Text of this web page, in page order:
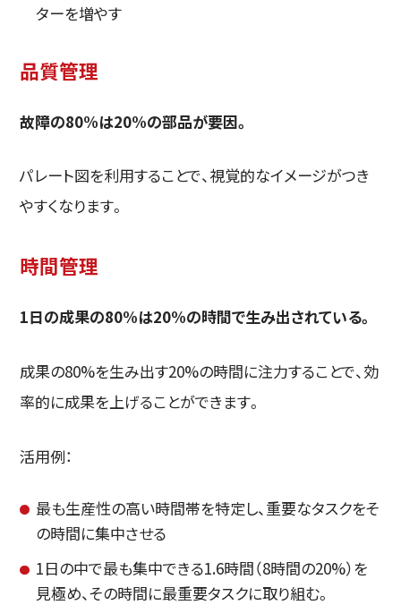
ターを増やす
品質管理
故障の80%は20%の部品が要因。
パレート図を利用することで、視覚的なイメージがつき
やすくなります。
時間管理
1日の成果の80%は20%の時間で生み出されている。
成果の80%を生み出す20%の時間に注力することで、効
率的に成果を上げることができます。
活用例：
最も生産性の高い時間帯を特定し、重要なタスクをそ
の時間に集中させる
1日の中で最も集中できる1.6時間（8時間の20%）を
見極め、その時間に最重要タスクに取り組む。